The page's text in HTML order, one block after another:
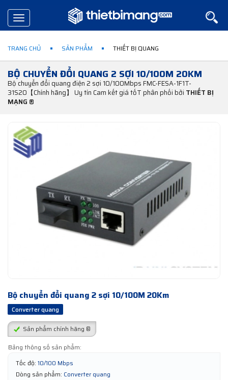
Toggle
navigation
TRANG CHỦ SẢN PHẨM THIẾT BỊ QUANG
BỘ CHUYỂN ĐỔI QUANG 2 SỢI 10/100M 20KM
Bộ chuyển đổi quang điện 2 sợi 10/100Mbps FMC-FESA-1F1T-
31S20【Chính hãng】 Uy tín Cam kết giá tốT phân phối bởi THIẾT BỊ
MẠNG ®
Bộ chuyển đổi quang 2 sợi 10/100M 20Km
Converter quang
Sản phẩm chính hãng ®
Bảng thông số sản phẩm:
Tốc độ: 10/100 Mbps
Dòng sản phẩm: Converter quang